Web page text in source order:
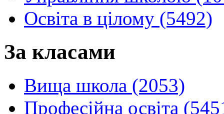
Освіта в цілому (5492)
За класами
Вища школа (2053)
Професійна освіта